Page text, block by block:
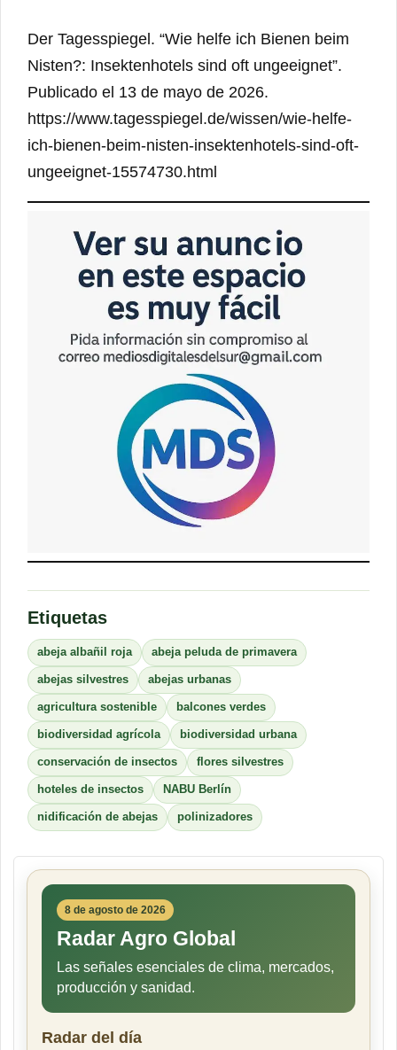
Der Tagesspiegel. “Wie helfe ich Bienen beim
Nisten?: Insektenhotels sind oft ungeeignet”.
Publicado el 13 de mayo de 2026.
https://www.tagesspiegel.de/wissen/wie-helfe-
ich-bienen-beim-nisten-insektenhotels-sind-oft-
ungeeignet-15574730.html
Etiquetas
abeja albañil roja abeja peluda de primavera
abejas silvestres abejas urbanas
agricultura sostenible balcones verdes
biodiversidad agrícola biodiversidad urbana
conservación de insectos flores silvestres
hoteles de insectos NABU Berlín
nidificación de abejas polinizadores
8 de agosto de 2026
Radar Agro Global
Las señales esenciales de clima, mercados,
producción y sanidad.
Radar del día